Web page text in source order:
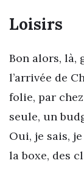
Loisirs
Bon alors, là,
l’arrivée de
folie, par
seule, un
Oui, je sais,
la boxe, des